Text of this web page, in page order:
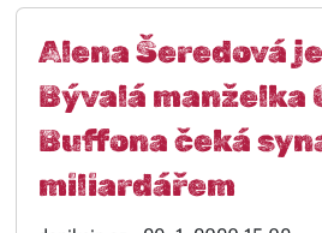
Alena Šeredová
Bývalá manželka
Buffona čeká
miliardářem